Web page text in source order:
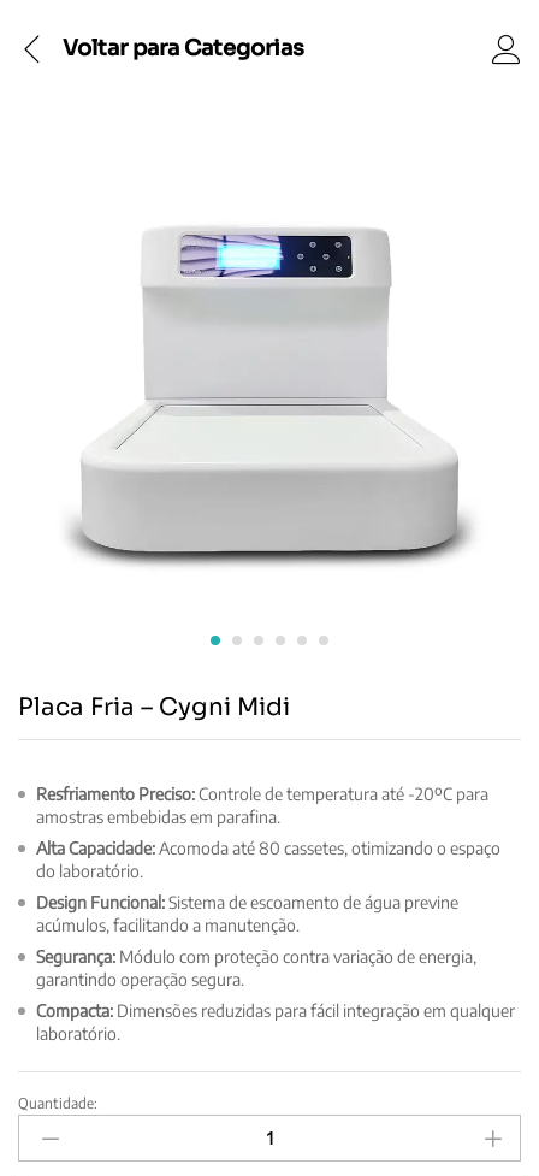
Voltar para Categorias
Placa Fria – Cygni Midi
Resfriamento Preciso:Controle de temperatura até -20ºC para
amostras embebidas em parafina.
Alta Capacidade:Acomoda até 80 cassetes, otimizando o espaço
do laboratório.
Design Funcional:Sistema de escoamento de água previne
acúmulos, facilitando a manutenção.
Segurança: Módulo com proteção contra variação de energia,
garantindo operação segura.
Compacta: Dimensões reduzidas para fácil integração em qualquer
laboratório.
Placa
Fria
–
Quantidade: